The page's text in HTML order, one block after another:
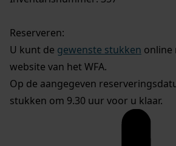
Reserveren:
U kunt de gewenste stukken online
website van het WFA.
Op de aangegeven
stukken om 9.30 uur voor u klaar.